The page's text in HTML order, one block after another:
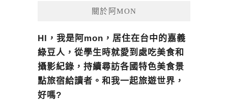
關於阿MON
HI，我是阿mon，居住在台中的嘉義
綠豆人，從學生時就愛到處吃美食和
攝影紀錄，持續尋訪各國特色美食景
點旅宿給讀者。和我一起旅遊世界，
好嗎?